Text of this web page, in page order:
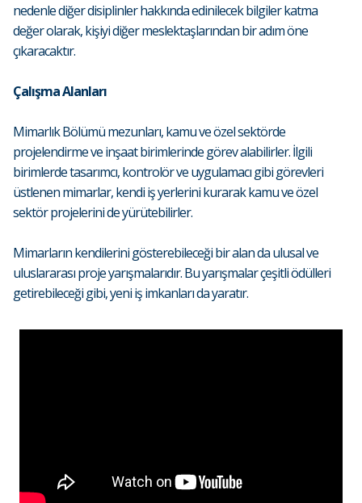
nedenle diğer disiplinler hakkında edinilecek bilgiler katma
değer olarak, kişiyi diğer meslektaşlarından bir adım öne
çıkaracaktır.
Çalışma Alanları
Mimarlık Bölümü mezunları, kamu ve özel sektörde
projelendirme ve inşaat birimlerinde görev alabilirler. İlgili
birimlerde tasarımcı, kontrolör ve uygulamacı gibi görevleri
üstlenen mimarlar, kendi iş yerlerini kurarak kamu ve özel
sektör projelerini de yürütebilirler.
Mimarların kendilerini gösterebileceği bir alan da ulusal ve
uluslararası proje yarışmalarıdır. Bu yarışmalar çeşitli ödülleri
getirebileceği gibi, yeni iş imkanları da yaratır.